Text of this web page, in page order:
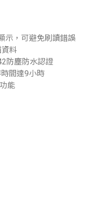
示，可避免刷讀錯誤
料
防塵防水認證
間達9小時
能